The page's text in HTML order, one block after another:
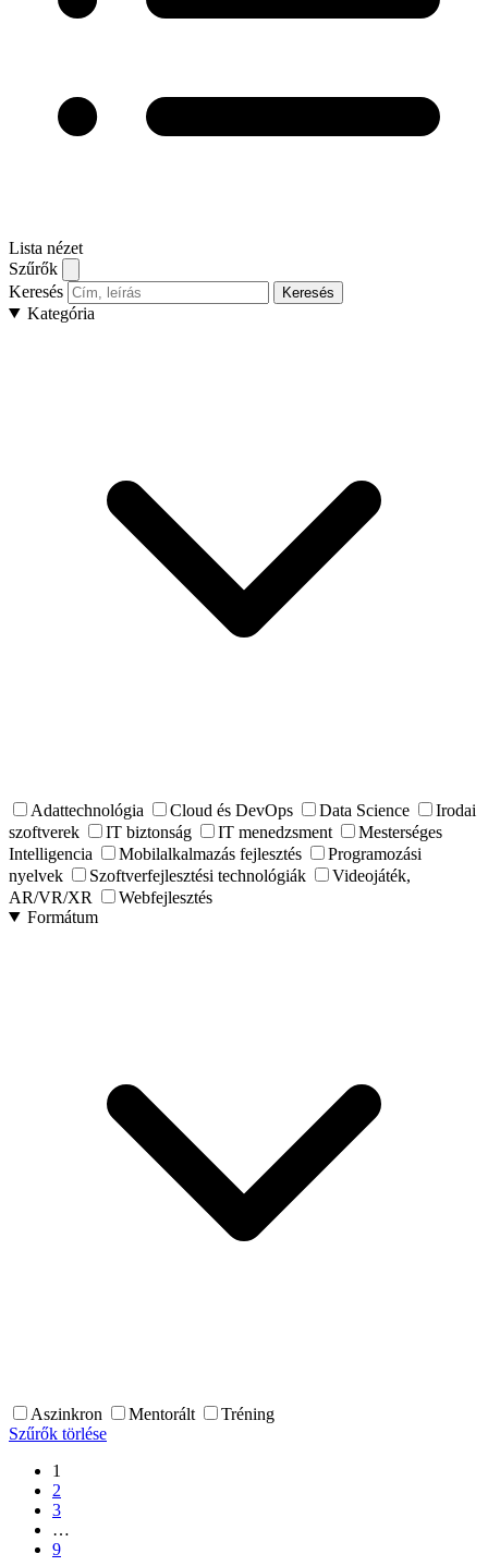
Lista nézet
Szűrők
Keresés
Keresés
Kategória
Adattechnológia Cloud és DevOps Data Science
Irodai
szoftverek
IT biztonság IT menedzsment
Mesterséges
Intelligencia
Mobilalkalmazás fejlesztés
Programozási
nyelvek
Szoftverfejlesztési technológiák
Videojáték,
AR/VR/XR
Webfejlesztés
Formátum
Aszinkron Mentorált
Tréning
Szűrők törlése
1
2
3
…
9